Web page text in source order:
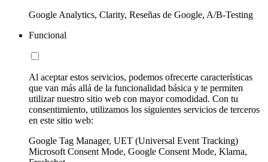
Google Analytics, Clarity, Reseñas de Google, A/B-Testing
Funcional
Al aceptar estos servicios, podemos ofrecerte características
que van más allá de la funcionalidad básica y te permiten
utilizar nuestro sitio web con mayor comodidad. Con tu
consentimiento, utilizamos los siguientes servicios de terceros
en este sitio web:
Google Tag Manager, UET (Universal Event Tracking)
Microsoft Consent Mode, Google Consent Mode, Klarna,